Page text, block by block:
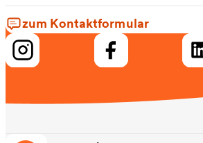
zum Kontaktformular